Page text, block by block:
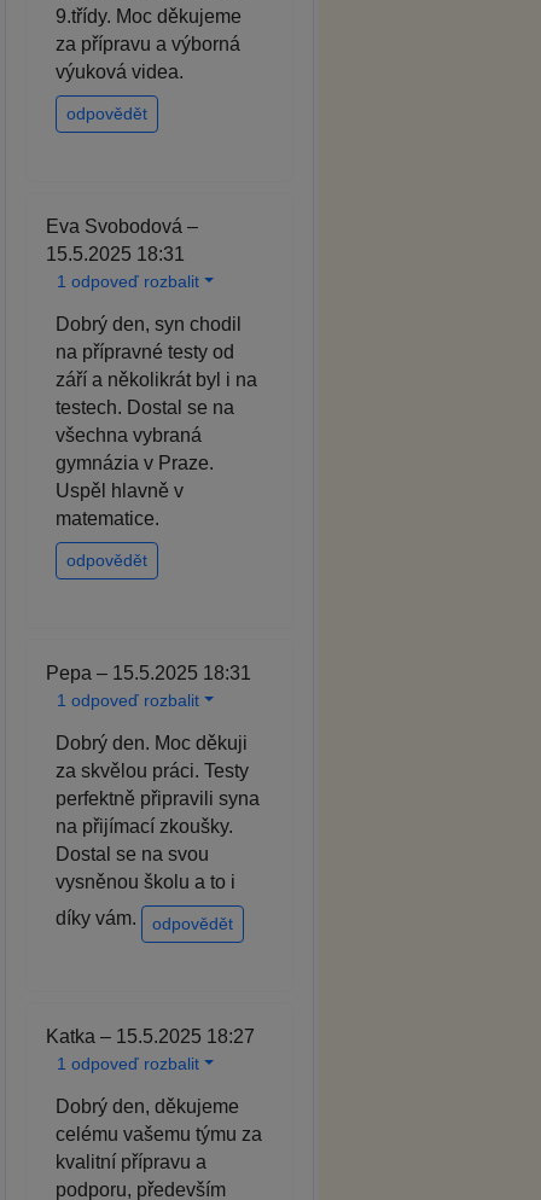
9.třídy. Moc děkujeme
za přípravu a výborná
výuková videa.
odpovědět
Eva Svobodová –
15.5.2025 18:31
1 odpoveď rozbalit
Dobrý den, syn chodil
na přípravné testy od
září a několikrát byl i na
testech. Dostal se na
všechna vybraná
gymnázia v Praze.
Uspěl hlavně v
matematice.
odpovědět
Pepa – 15.5.2025 18:31
1 odpoveď rozbalit
Dobrý den. Moc děkuji
za skvělou práci. Testy
perfektně připravili syna
na přijímací zkoušky.
Dostal se na svou
vysněnou školu a to i
díky vám.
odpovědět
Katka – 15.5.2025 18:27
1 odpoveď rozbalit
Dobrý den, děkujeme
celému vašemu týmu za
kvalitní přípravu a
podporu, především